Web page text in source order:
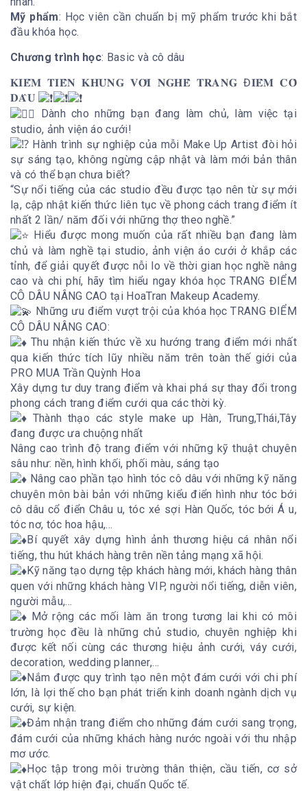
Mỹ phẩm: Học viên cần chuẩn bị mỹ phẩm trước khi bắt
đầu khóa học.
Chương trình học: Basic và cô dâu
𝐊𝐈𝐄̂́𝐌 𝐓𝐈𝐄̂̀𝐍 𝐊𝐇𝐔̉𝐍𝐆 𝐕𝐎̛́𝐈 𝐍𝐆𝐇𝐄̂̀ 𝐓𝐑𝐀𝐍𝐆 Đ𝐈𝐄̂̉𝐌 𝐂𝐎̂
𝐃𝐀̂𝐔
Dành cho những bạn đang làm chủ, làm việc tại
studio, ảnh viện áo cưới!
Hành trình sự nghiệp của mỗi Make Up Artist đòi hỏi
sự sáng tạo, không ngừng cập nhật và làm mới bản thân
và có thể bạn chưa biết?
“Sự nổi tiếng của các studio đều được tạo nên từ sự mới
lạ, cập nhật kiến thức liên tục về phong cách trang điểm ít
nhất 2 lần/ năm đối với những thợ theo nghề.”
Hiểu được mong muốn của rất nhiều bạn đang làm
chủ và làm nghề tại studio, ảnh viện áo cưới ở khắp các
tỉnh, để giải quyết được nỗi lo về thời gian học nghề nâng
cao và chi phí, hãy tìm hiểu ngay khóa học TRANG ĐIỂM
CÔ DÂU NÂNG CAO tại HoaTran Makeup Academy.
Những ưu điểm vượt trội của khóa học TRANG ĐIỂM
CÔ DÂU NÂNG CAO:
Thu nhận kiến thức về xu hướng trang điểm mới nhất
qua kiến thức tích lũy nhiều năm trên toàn thế giới của
PRO MUA Trần Quỳnh Hoa
Xây dựng tư duy trang điểm và khai phá sự thay đổi trong
phong cách trang điểm cưới qua các thời kỳ.
Thành thạo ​​các style make up Hàn, Trung,Thái,Tây
đang được ưa chuộng nhất
Nâng cao trình độ trang điểm với những kỹ thuật chuyên
sâu như: nền, hình khối, phối màu, sáng tạo
Nâng cao phần tạo hình tóc cô dâu với những kỹ năng
chuyên môn bài bản với những kiểu điển hình như tóc bới
cô dâu cổ điển Châu u, tóc xé sợi Hàn Quốc, tóc bới Á u,
tóc nơ, tóc hoa hậu,…
Bí quyết xây dựng hình ảnh thương hiệu cá nhân nổi
tiếng, thu hút khách hàng trên nền tảng mạng xã hội.
Kỹ năng tạo dựng tệp khách hàng mới, khách hàng thân
quen với những khách hàng VIP, người nổi tiếng, diễn viên,
người mẫu,…
Mở rộng các mối làm ăn trong tương lai khi có môi
trường học đều là những chủ studio, chuyên nghiệp khi
được kết nối cùng các thương hiệu ảnh cưới, váy cưới,
decoration, wedding planner,…
Nắm được quy trình tạo nên một đám cưới với chi phí
lớn, là lợi thế cho bạn phát triển kinh doanh ngành dịch vụ
cưới, sự kiện.
Đảm nhận trang điểm cho những đám cưới sang trọng,
đám cưới của những khách hàng nước ngoài với thu nhập
mơ ước.
Học tập trong môi trường thân thiện, cầu tiến, cơ sở
vật chất lớp hiện đại, chuẩn Quốc tế.